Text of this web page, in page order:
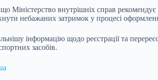
Міністерство внутрішніх справ рекомендує
небажаних затримок у процесі
інформацію щодо реєстрації та
засобів.